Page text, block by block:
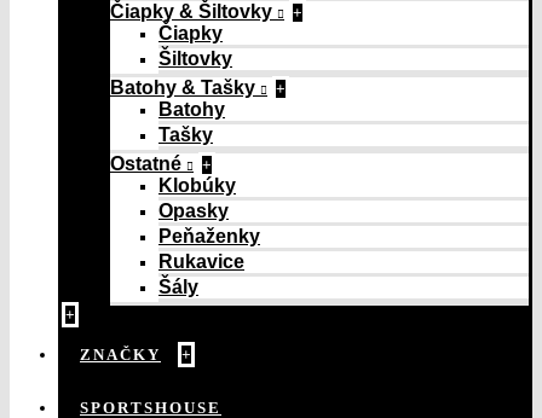
Čiapky & Šiltovky
+
Čiapky
Šiltovky
Batohy & Tašky
+
Batohy
Tašky
Ostatné
+
Klobúky
Opasky
Peňaženky
Rukavice
Šály
+
ZNAČKY +
SPORTSHOUSE